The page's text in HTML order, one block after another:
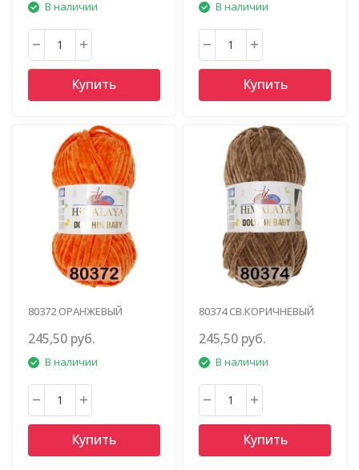
В наличии
Купить
В наличии
Купить
80372 ОРАНЖЕВЫЙ
245,50 руб.
В наличии
Купить
80374 СВ.КОРИЧНЕВЫЙ
245,50 руб.
В наличии
Купить